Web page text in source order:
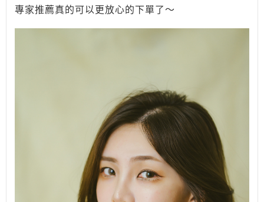
專家推薦真的可以更放心的下單了～